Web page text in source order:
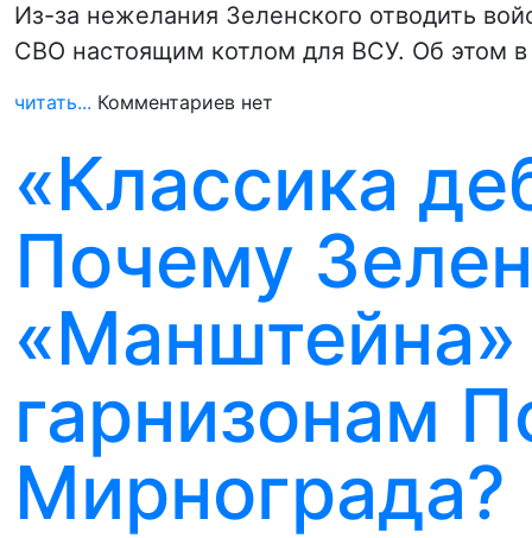
Из-за нежелания Зеленского отводить
СВО настоящим котлом для ВСУ. Об этом
читать... Комментариев нет
«Классика
Почему
гарнизонам
Мирнограда?